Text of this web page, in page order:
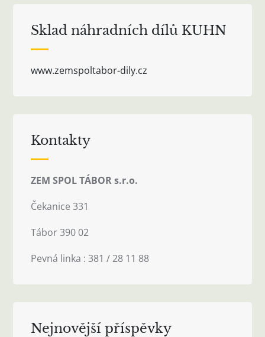
Sklad náhradních dílů KUHN
www.zemspoltabor-dily.cz
Kontakty
ZEM SPOL TÁBOR s.r.o.
Čekanice 331
Tábor 390 02
Pevná linka : 381 / 28 11 88
Nejnovější příspěvky